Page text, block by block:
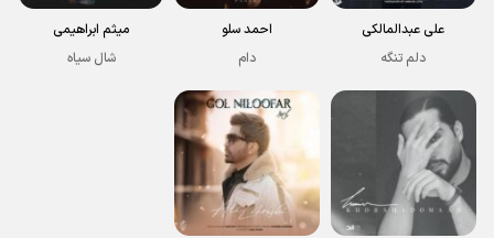
علی عبدالمالکی
دلم تنگه
احمد سلو
دام
میثم ابراهیمی
شال سیاه